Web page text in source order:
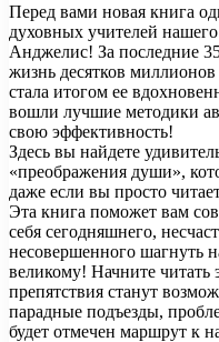
Перед вами новая книга
духовных учителей
Анджелис! За последние
жизнь десятков
стала итогом ее
вошли лучшие методики
свою эффективность!
Здесь вы найдете
«преображения души»,
даже если вы просто
Эта книга поможет вам
себя сегодняшнего,
несовершенного шагнуть
великому! Начните
препятствия станут
парадные подъезды,
будет отмечен маршрут к